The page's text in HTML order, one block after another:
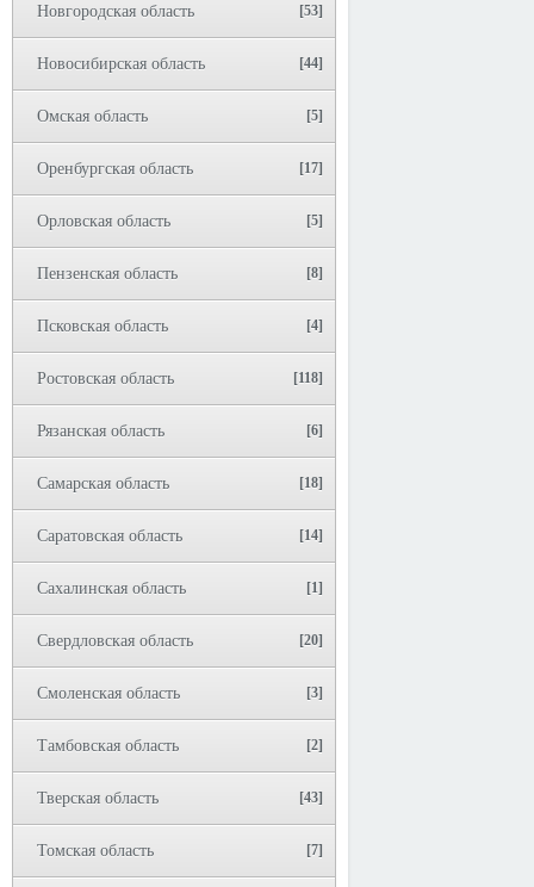
Новгородская область [53]
Новосибирская область [44]
Омская область [5]
Оренбургская область [17]
Орловская область [5]
Пензенская область [8]
Псковская область [4]
Ростовская область [118]
Рязанская область [6]
Самарская область [18]
Саратовская область [14]
Сахалинская область [1]
Свердловская область [20]
Смоленская область [3]
Тамбовская область [2]
Тверская область [43]
Томская область [7]